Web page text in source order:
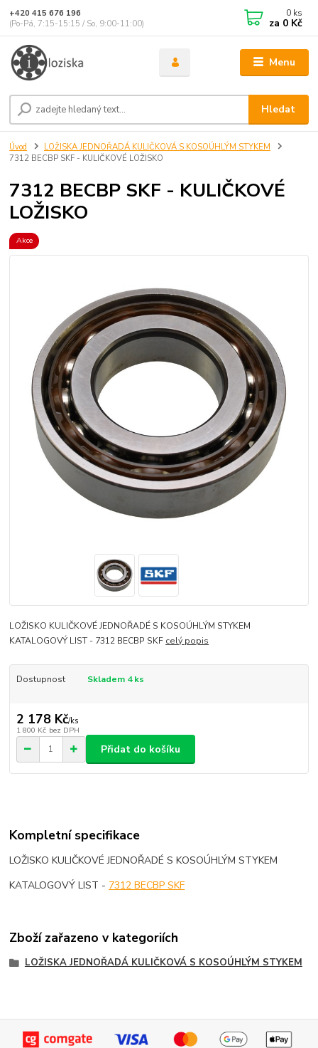
Menu
Hledat
+420 415 676 196
(Po-Pá, 7:15-15:15 / So, 9:00-11:00)
0 ks
za 0 Kč
Úvod
LOŽISKA JEDNOŘADÁ KULIČKOVÁ S KOSOÚHLÝM STYKEM
7312 BECBP SKF - KULIČKOVÉ LOŽISKO
7312 BECBP SKF - KULIČKOVÉ
LOŽISKO
Akce
LOŽISKO KULIČKOVÉ JEDNOŘADÉ S KOSOÚHLÝM STYKEM
KATALOGOVÝ LIST - 7312 BECBP SKF celý popis
Dostupnost Skladem 4 ks
2 178 Kč/ks
1 800 Kč bez DPH
Přidat do košíku
Kompletní specifikace
LOŽISKO KULIČKOVÉ JEDNOŘADÉ S KOSOÚHLÝM STYKEM
KATALOGOVÝ LIST - 7312 BECBP SKF
Zboží zařazeno v kategoriích
LOŽISKA JEDNOŘADÁ KULIČKOVÁ S KOSOÚHLÝM STYKEM